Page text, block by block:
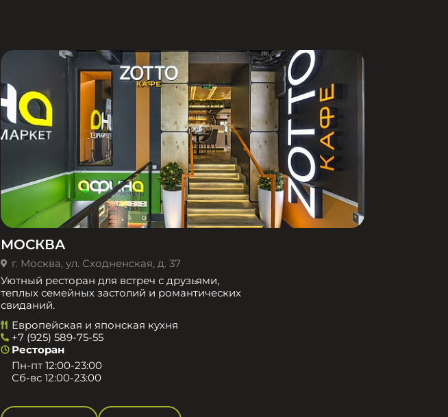
МОСКВА
г. Москва, ул. Сходненская, д. 37
Уютный ресторан для встреч с друзьями,
теплых семейных застолий и романтических
свиданий.
Европейская и японская кухня
+7 (925) 589-75-55
Ресторан
Пн-пт 12:00-23:00
Сб-вс 12:00-23:00